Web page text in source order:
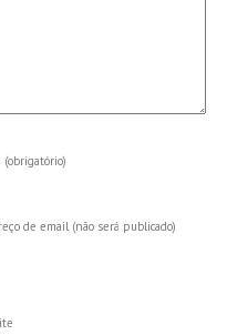
(obrigatório)
de email (não será publicado)